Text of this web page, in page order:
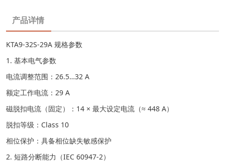
产品详情
KTA9-32S-29A 规格参数
1. 基本电气参数
电流调整范围：26.5…32 A
额定工作电流：29 A
磁脱扣电流（固定）：14 × 最大设定电流（≈ 448 A）
脱扣等级：Class 10
相位保护：具备相位缺失敏感保护
2. 短路分断能力（IEC 60947-2）